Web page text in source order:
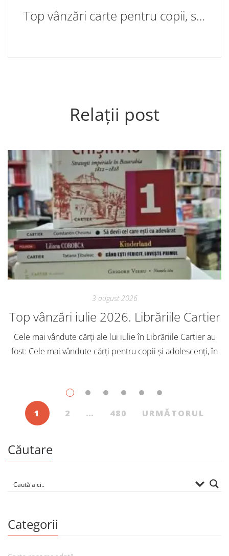
Top vânzări carte pentru copii, septembrie 2019. Librăriile Cartier
Relații post
3 august 2026
Top vânzări iulie 2026. Librăriile Cartier
Cele mai vândute cărți ale lui iulie în Librăriile Cartier au
fost: Cele mai vândute cărți pentru copii și adolescenți, în
1 2 … 480 URMĂTORUL
Căutare
Categorii